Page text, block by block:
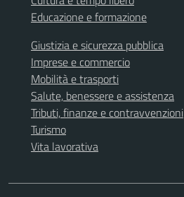
Educazione e formazione
Giustizia e sicurezza pubblica
Imprese e commercio
Mobilità e trasporti
Salute, benessere e assistenza
Tributi, finanze e contravvenzioni
Turismo
Vita lavorativa